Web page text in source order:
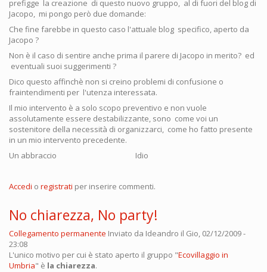
prefigge la creazione di questo nuovo gruppo, al di fuori del blog di
Jacopo, mi pongo però due domande:
Che fine farebbe in questo caso l'attuale blog specifico, aperto da
Jacopo ?
Non è il caso di sentire anche prima il parere di Jacopo in merito? ed
eventuali suoi suggerimenti ?
Dico questo affinchè non si creino problemi di confusione o
fraintendimenti per l'utenza interessata.
Il mio intervento è a solo scopo preventivo e non vuole
assolutamente essere destabilizzante, sono come voi un
sostenitore della necessità di organizzarci, come ho fatto presente
in un mio intervento precedente.
Un abbraccio Idio
Accedi o registrati per inserire commenti.
No chiarezza, No party!
Collegamento permanente Inviato da Ideandro il Gio, 02/12/2009 -
23:08
L'unico motivo per cui è stato aperto il gruppo "Ecovillaggio in
Umbria" è la chiarezza.